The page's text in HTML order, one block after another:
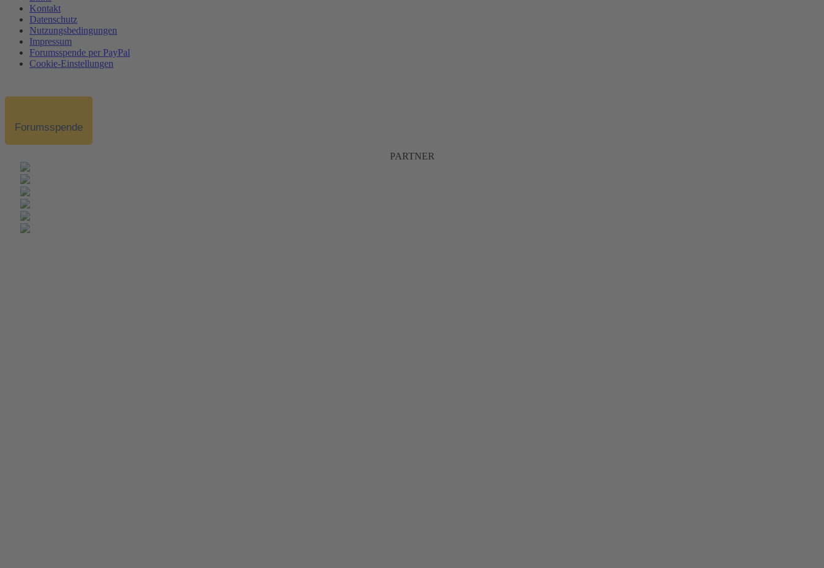
Kontakt
Datenschutz
Nutzungsbedingungen
Impressum
Forumsspende per PayPal
Cookie-Einstellungen
Forumsspende
PARTNER